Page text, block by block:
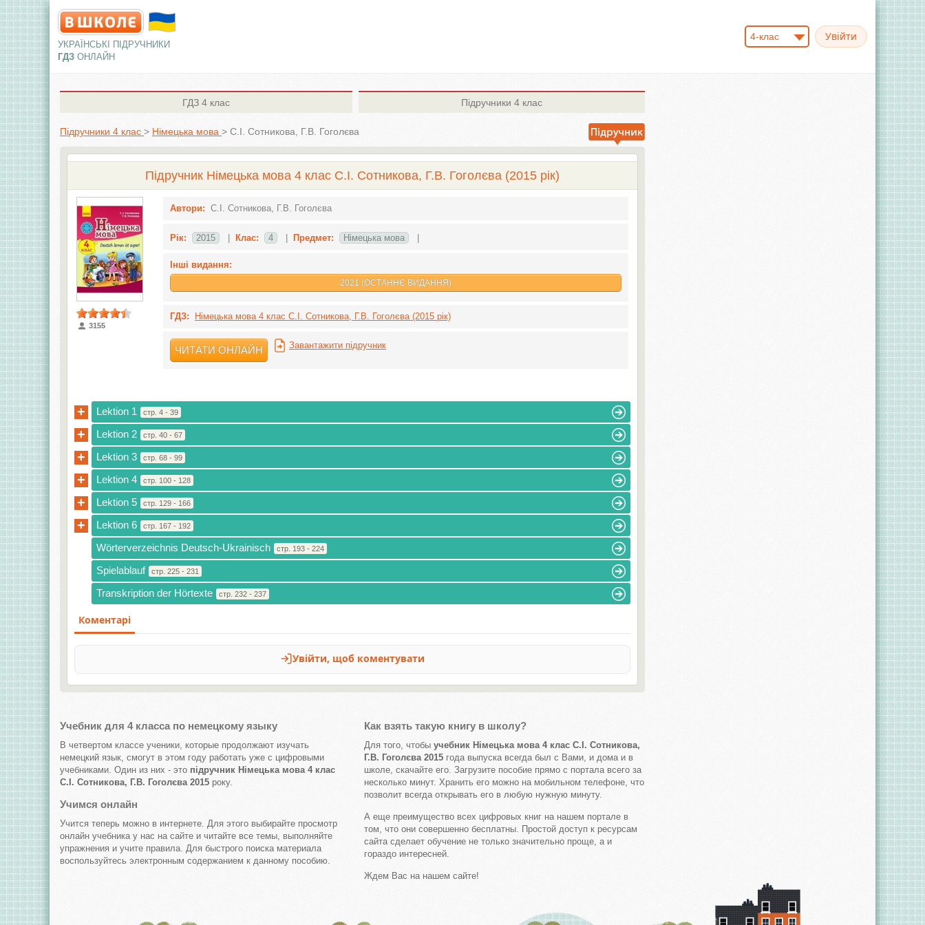
УКРАЇНСЬКІ ПІДРУЧНИКИ
ГДЗ ОНЛАЙН
4-клас
ГДЗ 4 клас Підручники 4 клас
Підручники 4 клас > Німецька мова > С.І. Сотникова, Г.В. Гоголєва
Підручник Німецька мова 4 клас С.І. Сотникова, Г.В. Гоголєва (2015 рік)
3155
Автори: С.І. Сотникова, Г.В. Гоголєва
Рік: 2015 Клас: 4 Предмет: Німецька мова
Інші видання:
2021 (ОСТАННЄ ВИДАННЯ)
ГДЗ: Німецька мова 4 клас С.І. Сотникова, Г.В. Гоголєва (2015 рік)
ЧИТАТИ ОНЛАЙН Завантажити підручник
+ Lektion 1 стр. 4 - 39
+ Lektion 2 стр. 40 - 67
+ Lektion 3 стр. 68 - 99
+ Lektion 4 стр. 100 - 128
+ Lektion 5 стр. 129 - 166
+ Lektion 6 стр. 167 - 192
Wörterverzeichnis Deutsch-Ukrainisch стр. 193 - 224
Spielablauf стр. 225 - 231
Transkription der Hörtexte стр. 232 - 237
Учебник для 4 класса по немецкому языку
В четвертом классе ученики, которые продолжают изучать
немецкий язык, смогут в этом году работать уже с цифровыми
учебниками. Один из них - это підручник Німецька мова 4 клас
С.І. Сотникова, Г.В. Гоголєва 2015 року.
Учимся онлайн
Учится теперь можно в интернете. Для этого выбирайте просмотр
онлайн учебника у нас на сайте и читайте все темы, выполняйте
упражнения и учите правила. Для быстрого поиска материала
воспользуйтесь электронным содержанием к данному пособию.
Как взять такую книгу в школу?
Для того, чтобы учебник Німецька мова 4 клас С.І. Сотникова,
Г.В. Гоголєва 2015 года выпуска всегда был с Вами, и дома и в
школе, скачайте его. Загрузите пособие прямо с портала всего за
несколько минут. Хранить его можно на мобильном телефоне, что
позволит всегда открывать его в любую нужную минуту.
А еще преимущество всех цифровых книг на нашем портале в
том, что они совершенно бесплатны. Простой доступ к ресурсам
сайта сделает обучение не только значительно проще, а и
гораздо интересней.
Ждем Вас на нашем сайте!